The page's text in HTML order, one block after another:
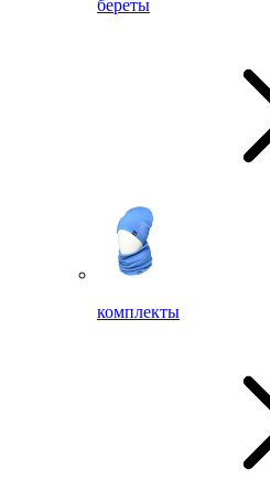
береты
комплекты